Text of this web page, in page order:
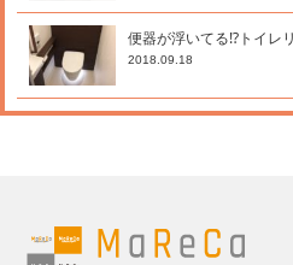
便器が浮いてる⁉トイレ
2018.09.18